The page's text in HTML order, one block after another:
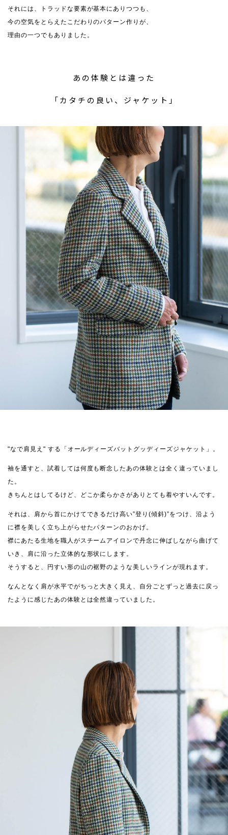
それには、トラッドな要素が基本にありつつも、
今の空気をとらえたこだわりのパターン作りが、
理由の一つでもありました。
あの体験とは違った
「カタチの良い、ジャケット」
"なで肩見え" する「オールディーズバットグッディーズジャケット」。
袖を通すと、試着しては何度も断念したあの体験とは全く違っていまし
た。
きちんとはしてるけど、どこか柔らかさがありとても着やすいんです。
それは、肩から首にかけてできるだけ高い”登り(傾斜)”をつけ、沿よう
に襟を美しく立ち上がらせたパターンのおかげ。
襟にあたる生地を職人がスチームアイロンで丹念に伸ばしながら曲げて
いき、肩に沿った立体的な形状にします。
そうすると、円すい形の山の裾野のような美しいラインが現れます。
なんとなく肩が水平でがちっと大きく見え、自分ごとずっと過去に戻っ
たように感じたあの体験とは全然違っていました。